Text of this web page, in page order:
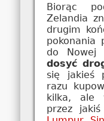
Biorąc
Zelandia
drugim
pokonania
do Nowej
dosyć
się jakieś
razu
kilka, ale
przez